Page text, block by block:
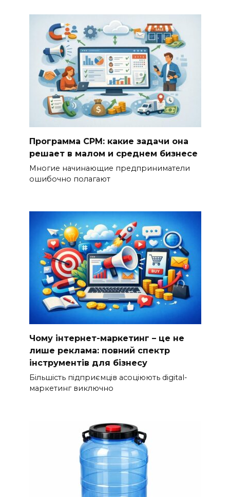
Программа СРМ: какие задачи она
решает в малом и среднем бизнесе
Многие начинающие предприниматели
ошибочно полагают
Чому інтернет-маркетинг – це не
лише реклама: повний спектр
інструментів для бізнесу
Більшість підприємців асоціюють digital-
маркетинг виключно